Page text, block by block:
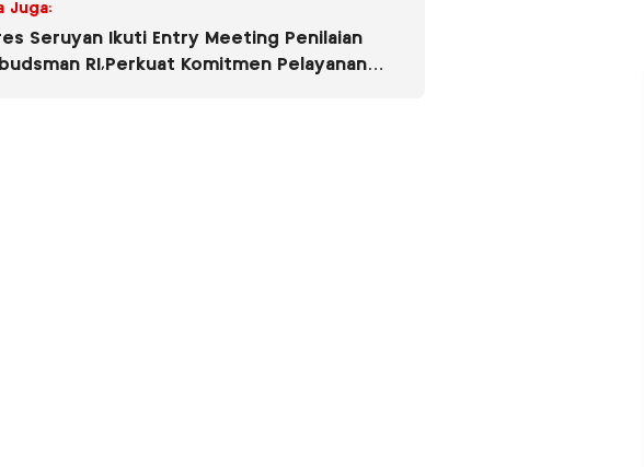
Juga:
Seruyan Ikuti Entry Meeting Penilaian
RI,Perkuat Komitmen Pelayanan